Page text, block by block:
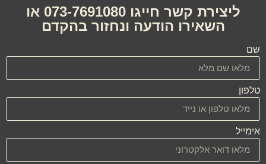
ליצירת קשר חייגו 073-7691080 או
השאירו הודעה ונחזור בהקדם
שם
טלפון
אימייל